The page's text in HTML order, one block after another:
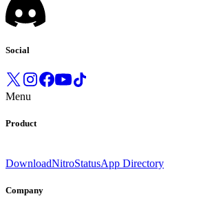
Social
Menu
Product
DownloadNitroStatusApp Directory
Company